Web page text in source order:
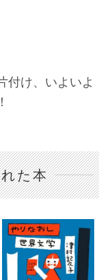
付け、いよいよ
た本